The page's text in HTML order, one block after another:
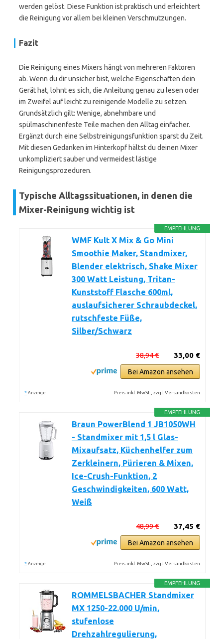
werden gelöst. Diese Funktion ist praktisch und erleichtert
die Reinigung vor allem bei kleinen Verschmutzungen.
Fazit
Die Reinigung eines Mixers hängt von mehreren Faktoren
ab. Wenn du dir unsicher bist, welche Eigenschaften dein
Gerät hat, lohnt es sich, die Anleitung genau zu lesen oder
im Zweifel auf leicht zu reinigende Modelle zu setzen.
Grundsätzlich gilt: Wenige, abnehmbare und
spülmaschinenfeste Teile machen den Alltag einfacher.
Ergänzt durch eine Selbstreinigungsfunktion sparst du Zeit.
Mit diesen Gedanken im Hinterkopf hältst du deinen Mixer
unkompliziert sauber und vermeidest lästige
Reinigungsprozeduren.
Typische Alltagssituationen, in denen die
Mixer-Reinigung wichtig ist
EMPFEHLUNG
WMF Kult X Mix & Go Mini
Smoothie Maker, Standmixer,
Blender elektrisch, Shake Mixer
300 Watt Leistung, Tritan-
Kunststoff Flasche 600ml,
auslaufsicherer Schraubdeckel,
rutschfeste Füße,
Silber/Schwarz
33,00 €
38,94 €
Bei Amazon ansehen
* Anzeige Preis inkl. MwSt., zzgl. Versandkosten
EMPFEHLUNG
Braun PowerBlend 1 JB1050WH
- Standmixer mit 1,5 l Glas-
Mixaufsatz, Küchenhelfer zum
Zerkleinern, Pürieren & Mixen,
Ice-Crush-Funktion, 2
Geschwindigkeiten, 600 Watt,
Weiß
37,45 €
48,99 €
Bei Amazon ansehen
* Anzeige Preis inkl. MwSt., zzgl. Versandkosten
EMPFEHLUNG
ROMMELSBACHER Standmixer
MX 1250-22.000 U/min,
stufenlose
Drehzahlregulierung,